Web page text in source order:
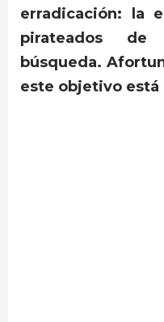
erradicación: la
pirateados
búsqueda.
este objetivo está